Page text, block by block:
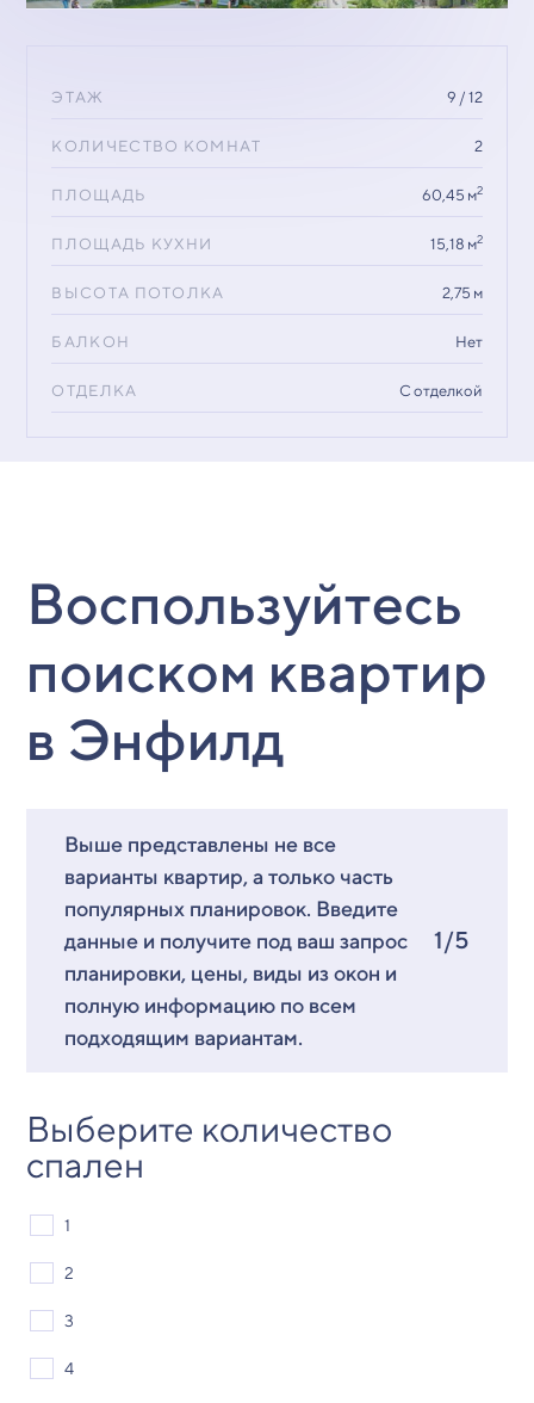
ЭТАЖ 9 / 12
КОЛИЧЕСТВО КОМНАТ 2
ПЛОЩАДЬ 60,45 м2
ПЛОЩАДЬ КУХНИ 15,18 м2
ВЫСОТА ПОТОЛКА 2,75 м
БАЛКОН Нет
ОТДЕЛКА С отделкой
Воспользуйтесь
поиском квартир
в Энфилд
Выше представлены не все
варианты квартир, а только часть
популярных планировок. Введите
данные и получите под ваш запрос
планировки, цены, виды из окон и
полную информацию по всем
подходящим вариантам.
1/5
Выберите количество
спален
1
2
3
4